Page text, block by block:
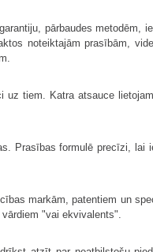
pārbaudes metodēm,
noteiktajām prasībām,
tiem. Katra atsauce
Prasības formulē precīzi, lai
markām, patentiem un
"vai ekvivalents".